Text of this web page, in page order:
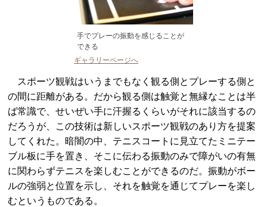
手でプレーの振動を感じることが
できる
ギャラリーページへ
スポーツ観戦はいうまでもなく観る側とプレーする側と
の間に距離がある。だから観る側は触覚と無縁なことは半
ば常識で、せいぜい手に汗握るくらいがそれに該当するの
だろうが、この技術は新しいスポーツ観戦のあり方を提案
してくれた。暗闇の中、テニスコートに見立てたミニテー
ブル板に手を置き、そこに伝わる振動のみで障がいの有無
に関わらずテニスを楽しむことができるのだ。振動がボー
ルの強弱と位置を示し、それを触覚を通じてプレーを楽し
むというものである。